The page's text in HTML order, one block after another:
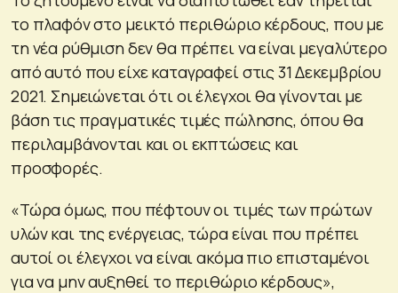
το πλαφόν στο μεικτό περιθώριο κέρδους, που με
τη νέα ρύθμιση δεν θα πρέπει να είναι μεγαλύτερο
από αυτό που είχε καταγραφεί στις 31 Δεκεμβρίου
2021. Σημειώνεται ότι οι έλεγχοι θα γίνονται με
βάση τις πραγματικές τιμές πώλησης, όπου θα
περιλαμβάνονται και οι εκπτώσεις και
προσφορές.
«Τώρα όμως, που πέφτουν οι τιμές των πρώτων
υλών και της ενέργειας, τώρα είναι που πρέπει
αυτοί οι έλεγχοι να είναι ακόμα πιο επισταμένοι
για να μην αυξηθεί το περιθώριο κέρδους»,